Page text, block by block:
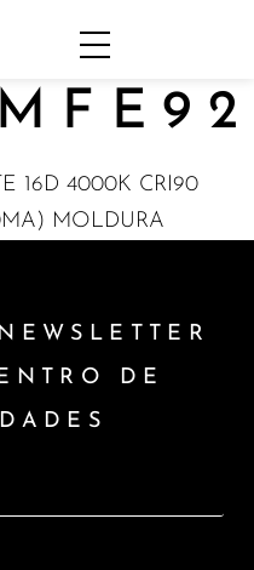
16D 4000K CRI90
MOLDURA
DE